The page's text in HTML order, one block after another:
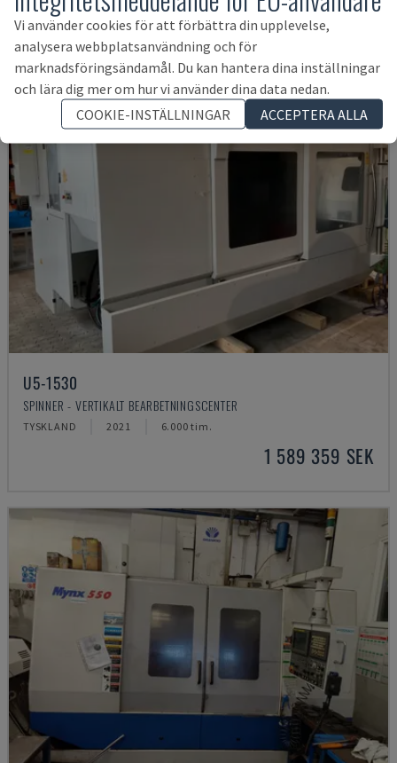
493 249 SEK
U5-1530
SPINNER - VERTIKALT BEARBETNINGSCENTER
TYSKLAND 2021 6.000 tim.
1 589 359 SEK
Vi använder cookies för att förbättra din upplevelse,
analysera webbplatsanvändning och för
marknadsföringsändamål. Du kan hantera dina inställningar
och lära dig mer om hur vi använder dina data nedan.
COOKIE-INSTÄLLNINGAR
ACCEPTERA ALLA